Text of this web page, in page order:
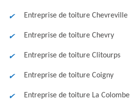
Entreprise de toiture Chevreville
Entreprise de toiture Chevry
Entreprise de toiture Clitourps
Entreprise de toiture Coigny
Entreprise de toiture La Colombe